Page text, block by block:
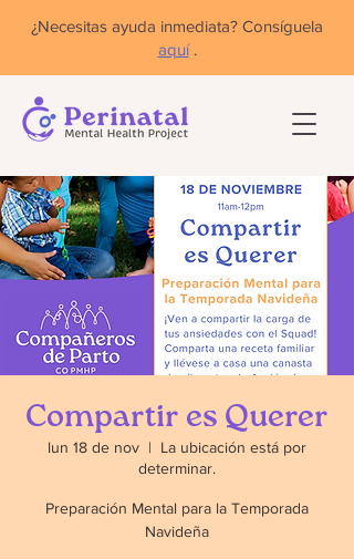
¿Necesitas ayuda inmediata? Consíguela
aquí.
Compartir es Querer
lun 18 de nov
  |
La ubicación está por
determinar.
Preparación Mental para la Temporada
Navideña